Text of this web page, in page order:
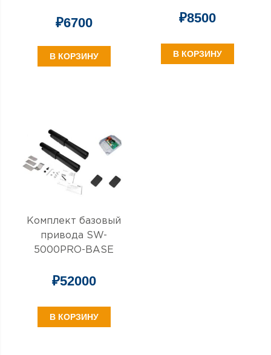
₽6700
В КОРЗИНУ
₽8500
В КОРЗИНУ
Комплект базовый
привода SW-
5000PRO-BASE
₽52000
В КОРЗИНУ